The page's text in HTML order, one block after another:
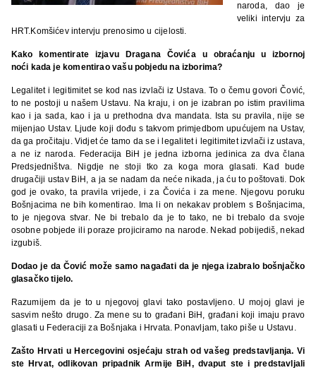
naroda, dao je
veliki intervju za
HRT.Komšićev intervju prenosimo u cijelosti.
Kako komentirate izjavu Dragana Čovića u obraćanju u izbornoj
noći kada je komentirao vašu pobjedu na izborima?
Legalitet i legitimitet se kod nas izvlači iz Ustava. To o čemu govori Čović,
to ne postoji u našem Ustavu. Na kraju, i on je izabran po istim pravilima
kao i ja sada, kao i ja u prethodna dva mandata. Ista su pravila, nije se
mijenjao Ustav. Ljude koji dođu s takvom primjedbom upućujem na Ustav,
da ga pročitaju. Vidjet će tamo da se i legalitet i legitimitet izvlači iz ustava,
a ne iz naroda. Federacija BiH je jedna izborna jedinica za dva člana
Predsjedništva. Nigdje ne stoji tko za koga mora glasati. Kad bude
drugačiji ustav BiH, a ja se nadam da neće nikada, ja ću to poštovati. Dok
god je ovako, ta pravila vrijede, i za Čovića i za mene. Njegovu poruku
Bošnjacima ne bih komentirao. Ima li on nekakav problem s Bošnjacima,
to je njegova stvar. Ne bi trebalo da je to tako, ne bi trebalo da svoje
osobne pobjede ili poraze projiciramo na narode. Nekad pobijediš, nekad
izgubiš.
Dodao je da Čović može samo nagađati da je njega izabralo bošnjačko
glasačko tijelo.
Razumijem da je to u njegovoj glavi tako postavljeno. U mojoj glavi je
sasvim nešto drugo. Za mene su to građani BiH, građani koji imaju pravo
glasati u Federaciji za Bošnjaka i Hrvata. Ponavljam, tako piše u Ustavu.
Zašto Hrvati u Hercegovini osjećaju strah od vašeg predstavljanja. Vi
ste Hrvat, odlikovan pripadnik Armije BiH, dvaput ste i predstavljali